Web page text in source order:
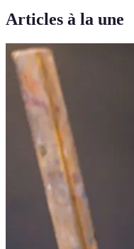
Articles à la une